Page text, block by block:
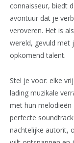
connaisseur, biedt
avontuur dat je
veroveren. Het is
wereld, gevuld met
opkomend talent.
Stel je voor: elke
lading muzikale
met hun melodieën
perfecte
nachtelijke autorit,